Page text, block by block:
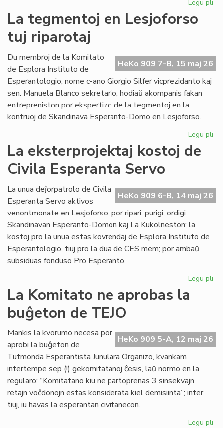
Legu pli
de
La tegmentoj en Lesjoforso
tuj riparotaj
HeKo 909 7-B, 15 maj 26
Du membroj de la Komitato
de Esplora Instituto de
Esperantologio, nome c-ano Giorgio Silfer vicprezidanto kaj
sen. Manuela Blanco sekretario, hodiaŭ akompanis fakan
entrepreniston por ekspertizo de la tegmentoj en la
kontruoj de Skandinava Esperanto-Domo en Lesjoforso.
Legu pli
tuj
La eksterprojektaj kostoj de
Civila Esperanta Servo
HeKo 909 6-B, 14 maj 26
La unua deĵorpatrolo de Civila
Esperanta Servo aktivos
venontmonate en Lesjoforso, por ripari, purigi, ordigi
Skandinavan Esperanto-Domon kaj La Kukolneston; la
kostoj pro la unua estas kovrendaj de Esplora Instituto de
Esperantologio, tiuj pro la dua de CES mem; por ambaŭ
subsiduas fonduso Pro Esperanto.
Legu pli
La Komitato ne aprobas la
buĝeton de TEJO
HeKo 909 5-A, 12 maj 26
Mankis la kvorumo necesa por
aprobi la buĝeton de
Tutmonda Esperantista Junulara Organizo, kvankam
intertempe sep (!) gekomitatanoj ĉesis, laŭ normo en la
regularo: “Komitatano kiu ne partoprenas 3 sinsekvajn
retajn voĉdonojn estas konsiderata kiel demisiinta”; inter
tiuj, iu havas la esperantan civitanecon.
Legu pli